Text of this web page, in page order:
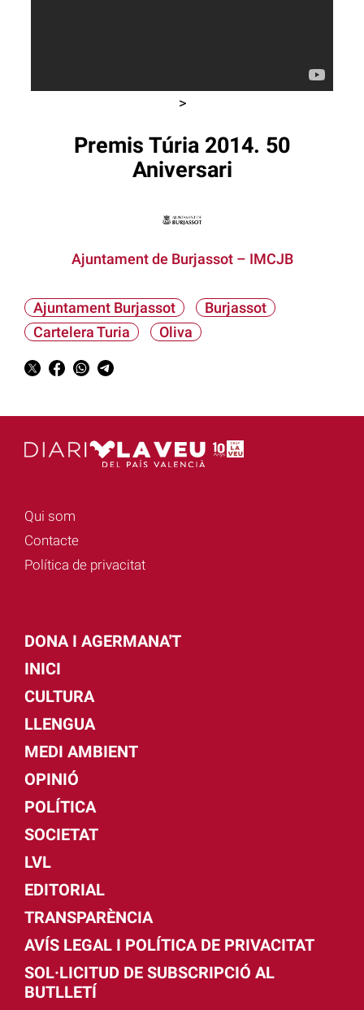
>
Premis Túria 2014. 50
Aniversari
Ajuntament de Burjassot – IMCJB
Ajuntament Burjassot
Burjassot
Cartelera Turia
Oliva
Qui som
Contacte
Política de privacitat
DONA I AGERMANA'T
INICI
CULTURA
LLENGUA
MEDI AMBIENT
OPINIÓ
POLÍTICA
SOCIETAT
LVL
EDITORIAL
TRANSPARÈNCIA
AVÍS LEGAL I POLÍTICA DE PRIVACITAT
SOL·LICITUD DE SUBSCRIPCIÓ AL
BUTLLETÍ